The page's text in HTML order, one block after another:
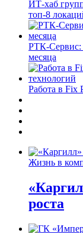
ИТ-хаб
топ-8
РТК-Сервис:
месяца
Работа в Fix
Жизнь в
роста